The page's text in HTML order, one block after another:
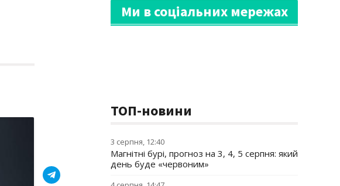
Ми в соціальних мережах
ТОП-новини
3 серпня, 12:40
Магнітні бурі, прогноз на 3, 4, 5 серпня: який
день буде «червоним»